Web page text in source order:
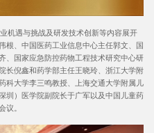
遇与挑战及研发技术创新等内容展开
根、中国医药工业信息中心主任郭文、国
、国家应急防控药物工程技术研究中心研
长倪鑫和药学部主任王晓玲、浙江大学附
科大学李三鸣教授、上海交通大学附属儿
圳）医学院副院长于广军以及中国儿童药
议。